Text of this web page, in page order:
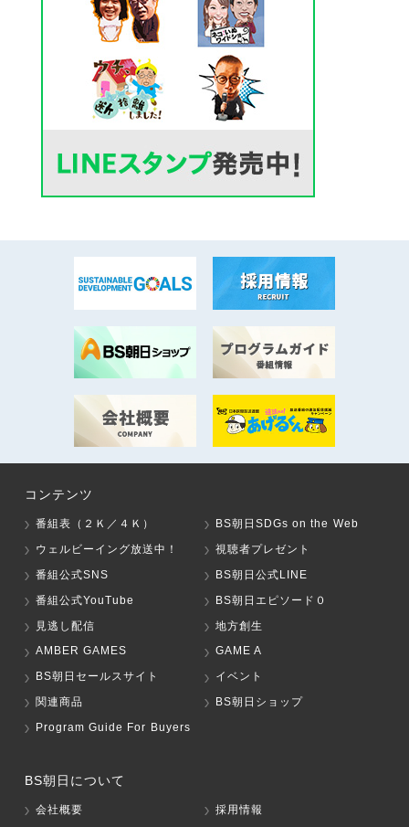
コンテンツ
番組表（２Ｋ／４Ｋ）
BS朝日SDGs on the Web
ウェルビーイング放送中！
視聴者プレゼント
番組公式SNS
BS朝日公式LINE
番組公式YouTube
BS朝日エピソード０
見逃し配信
地方創生
AMBER GAMES
GAME A
BS朝日セールスサイト
イベント
関連商品
BS朝日ショップ
Program Guide For Buyers
BS朝日について
会社概要
採用情報